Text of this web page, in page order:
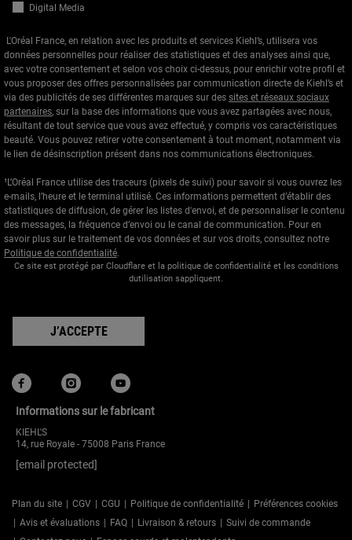
Digital Media
L'Oréal France, en relation avec les produits et services Kiehl’s, utilisera vos
données personnelles pour réaliser des statistiques et des analyses ainsi que,
avec votre consentement et selon vos choix ci-dessus, pour enrichir votre profil et
vous proposer des offres personnalisées par communication directe de Kiehl’s et
via des publicités de ses différentes marques sur des sites et réseaux sociaux
partenaires, sur la base des informations que vous avez partagées avec nous,
résultant de tout service que vous avez effectué, y compris vos caractéristiques
beauté. Vous pouvez retirer votre consentement à tout moment, notamment via
le lien de désinscription présent dans nos communications électroniques.
¹L’Oréal France utilise des traceurs (pixels de suivi) pour savoir si vous ouvrez les
e-mails, l’heure et le terminal utilisé. Ces informations permettent d’établir des
statistiques de diffusion, de gérer les listes d'envoi, et de personnaliser le contenu
des messages, la fréquence d’envoi ou le canal de communication. Pour en
savoir plus sur le traitement de vos données et sur vos droits, consultez notre
Politique de confidentialité.
Ce site est protégé par Cloudflare et la politique de confidentialité et les conditions
dutilisation sappliquent.
J’ACCEPTE
Informations sur le fabricant
KIEHL'S
14, rue Royale - 75008 Paris France
[email protected]
Plan du site CGV CGU Politique de confidentialité
Préférences cookies
Avis et évaluations
FAQ Livraison & retours
Suivi de commande